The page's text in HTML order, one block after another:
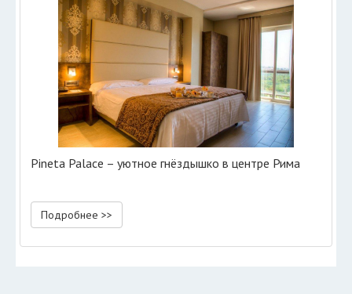
Pineta Palace – уютное гнёздышко в центре Рима
Подробнее >>